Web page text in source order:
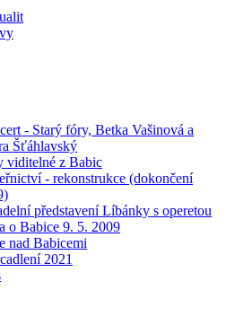
- Starý fóry, Betka Vašinová a
Šťáhlavský
viditelné z Babic
- rekonstrukce (dokončení
představení Líbánky s operetou
o Babice 9. 5. 2009
nad Babicemi
2021